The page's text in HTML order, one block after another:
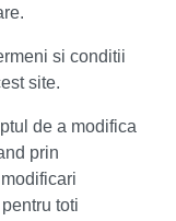
si conditii
site.
de a modifica
prin
toti